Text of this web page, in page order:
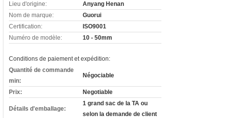
Lieu d'origine:
Anyang Henan
Nom de marque:
Guorui
Certification:
ISO9001
Numéro de modèle:
10 - 50mm
Conditions de paiement et expédition:
Quantité de commande
min:
Négociable
Prix: Negotiable
Détails d'emballage:
1 grand sac de la TA ou
selon la demande de client